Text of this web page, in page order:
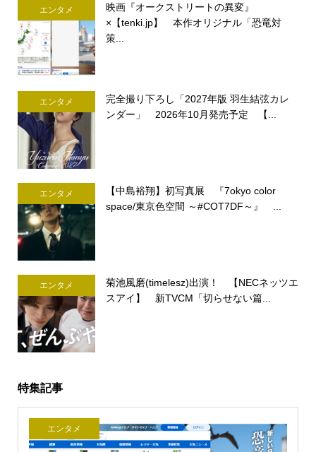
エンタメ
映画『オークストリートの異変』
×【tenki.jp】 本作オリジナル「恐竜対
策...
エンタメ
完全撮り下ろし「2027年版 羽生結弦カレ
ンダー」 2026年10月発売予定 【...
エンタメ
【中島裕翔】初写真展 『7okyo color
space/東京色空間 ～#COT7DF～』 ...
エンタメ
菊池風磨(timelesz)出演！ 【NECネッツエ
スアイ】 新TVCM「切らせない篇...
特集記事
エンタメ